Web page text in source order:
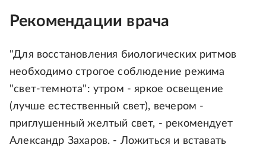
Рекомендации врача
"Для восстановления биологических ритмов
необходимо строгое соблюдение режима
"свет-темнота": утром - яркое освещение
(лучше естественный свет), вечером -
приглушенный желтый свет, - рекомендует
Александр Захаров. - Ложиться и вставать